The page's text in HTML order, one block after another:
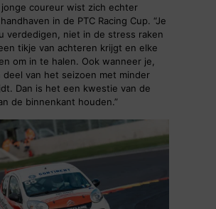
jonge coureur wist zich echter
in de PTC Racing Cup. “Je
verdedigen, niet in de stress raken
tikje van achteren krijgt en elke
om in te halen. Ook wanneer je,
deel van het seizoen met minder
Dan is het een kwestie van de
de binnenkant houden.”